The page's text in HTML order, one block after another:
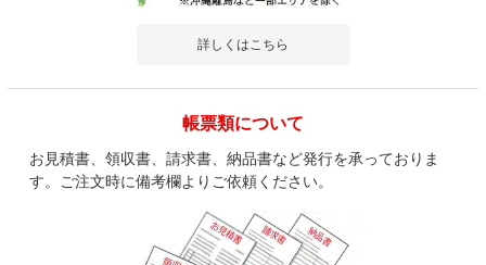
詳しくはこちら
帳票類について
お見積書、領収書、請求書、納品書など発行を承っておりま
す。ご注文時に備考欄よりご依頼ください。